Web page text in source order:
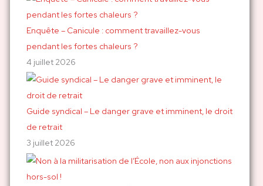
:
Enquête – Canicule : comment travaillez-vous
pendant les fortes chaleurs ?
4 juillet 2026
Guide syndical – Le danger grave et imminent, le droit
de retrait
3 juillet 2026